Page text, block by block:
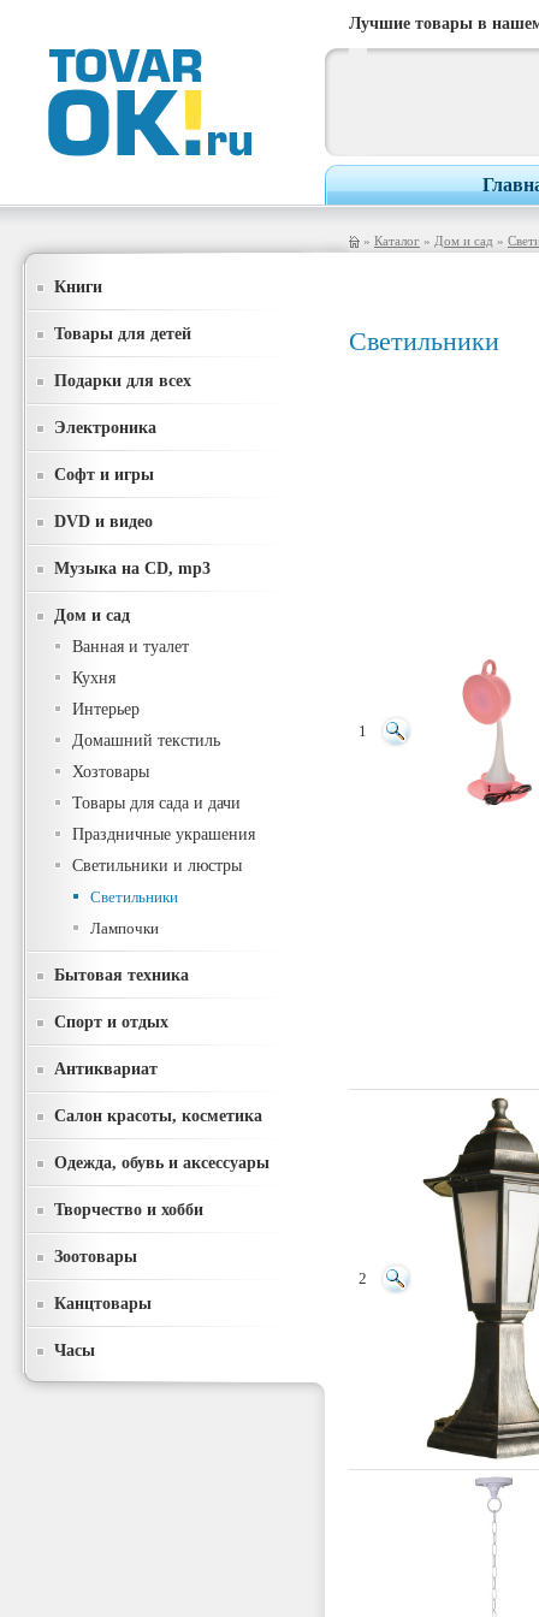
Лучшие товары в
» Каталог » Дом и сад »
Книги
Товары для детей
Подарки для всех
Электроника
Софт и игры
DVD и видео
Музыка на CD, mp3
Дом и сад
Ванная и туалет
Кухня
Интерьер
Домашний текстиль
Хозтовары
Товары для сада и дачи
Праздничные украшения
Светильники и люстры
Светильники
Лампочки
Бытовая техника
Спорт и отдых
Антиквариат
Салон красоты, косметика
Одежда, обувь и аксессуары
Творчество и хобби
Зоотовары
Канцтовары
Часы
Светильники
1
2